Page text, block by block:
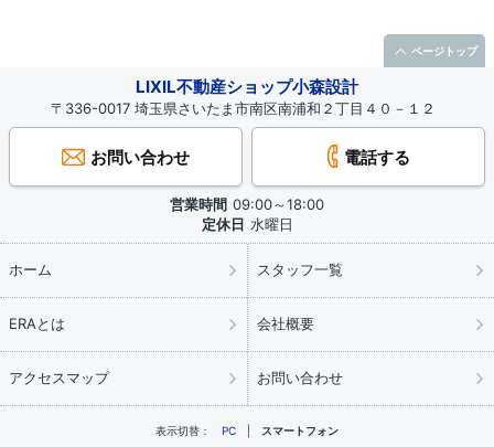
LIXIL不動産ショップ小森設計
〒336-0017 埼玉県さいたま市南区南浦和２丁目４０－１２
お問い合わせ 電話する
営業時間 09:00～18:00
定休日 水曜日
ホーム スタッフ一覧
ERAとは 会社概要
アクセスマップ お問い合わせ
表示切替： PC スマートフォン
ページトップ